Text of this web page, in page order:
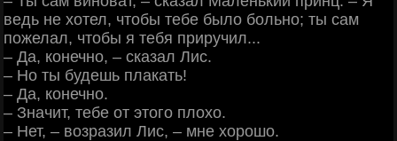
ведь не хотел, чтобы тебе было больно; ты сам
пожелал, чтобы я тебя приручил...
‒ Да, конечно, ‒ сказал Лис.
‒ Но ты будешь плакать!
‒ Да, конечно.
‒ Значит, тебе от этого плохо.
‒ Нет, ‒ возразил Лис, ‒ мне хорошо.